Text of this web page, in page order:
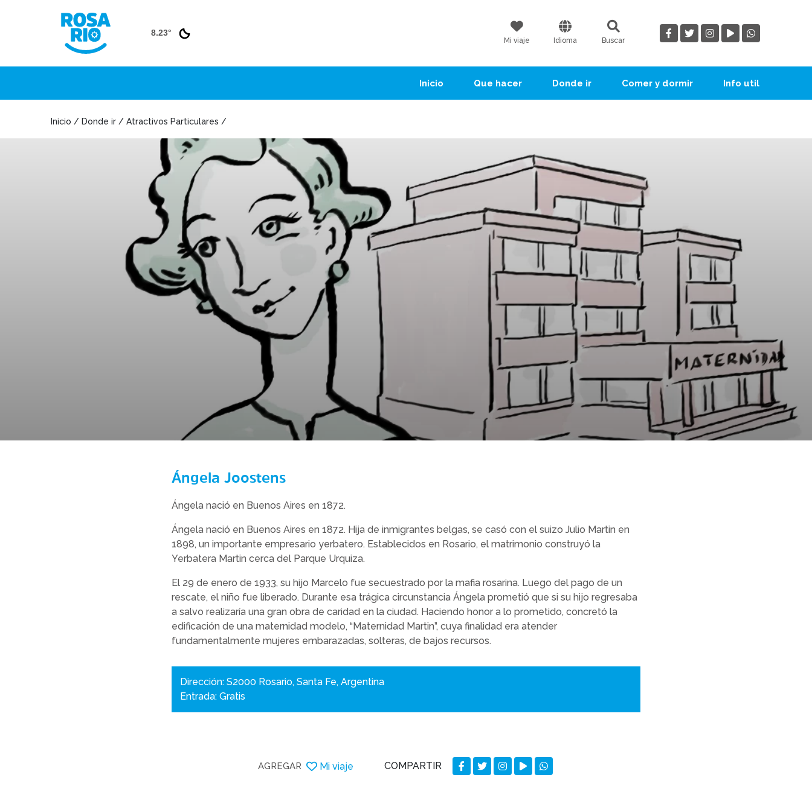
8.23°
Mi viaje Idioma Buscar
Inicio Que hacer Donde ir Comer y dormir Info util
Inicio / Donde ir / Atractivos Particulares /
Ángela Joostens
Ángela nació en Buenos Aires en 1872.
Ángela nació en Buenos Aires en 1872. Hija de inmigrantes belgas, se casó con el suizo Julio Martin en
1898, un importante empresario yerbatero. Establecidos en Rosario, el matrimonio construyó la
Yerbatera Martin cerca del Parque Urquiza.
El 29 de enero de 1933, su hijo Marcelo fue secuestrado por la mafia rosarina. Luego del pago de un
rescate, el niño fue liberado. Durante esa trágica circunstancia Ángela prometió que si su hijo regresaba
a salvo realizaría una gran obra de caridad en la ciudad. Haciendo honor a lo prometido, concretó la
edificación de una maternidad modelo, “Maternidad Martin”, cuya finalidad era atender
fundamentalmente mujeres embarazadas, solteras, de bajos recursos.
Dirección: S2000 Rosario, Santa Fe, Argentina
Entrada: Gratis
AGREGAR Mi viaje COMPARTIR